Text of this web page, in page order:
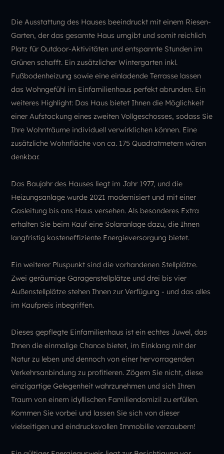
Die Ausstattung des Hauses beeindruckt mit einem Riesen-
Garten, der das gesamte Haus umgibt und somit reichlich
Platz für Outdoor-Aktivitäten und entspannte Stunden im
Grünen schafft. Ein zusätzlicher Wintergarten inkl.
Fußbodenheizung sowie eine einladende Terrasse lassen
das Wohngefühl im Einfamilienhaus perfekt abrunden. Ein
weiteres Highlight: Das Haus bietet Ihnen die Möglichkeit
einer Aufstockung eines zweiten Vollgeschosses, sodass Sie
Ihre Wohnträume individuell verwirklichen können. Eine
zusätzliche Wohnfläche von ca. 175 Quadratmetern wären
denkbar.
Das Baujahr des Hauses liegt im Jahr 1977, und die
Heizungsanlage wurde 2021 modernisiert und mit einer
Gasleitung bis ans Haus versehen. Als besonderes Extra
erhalten Sie beim Kauf eine Solaranlage dazu, die Ihnen
langfristig kosteneffiziente Energieversorgung bietet.
Ein weiterer Pluspunkt sind die vorhandenen Stellplätze.
Zwei geräumige Garagenstellplätze und drei bis vier
Außenstellplätze stehen Ihnen zur Verfügung - und das alles
im Kaufpreis inbegriffen.
Dieses gepflegte Einfamilienhaus ist ein echtes Juwel, das
Ihnen die einmalige Chance bietet, im Einklang mit der
Natur zu leben und dennoch von einer hervorragenden
Verkehrsanbindung zu profitieren. Zögern Sie nicht, diese
einzigartige Gelegenheit wahrzunehmen und sich Ihren
Traum von einem idyllischen Familiendomizil zu erfüllen.
Kommen Sie vorbei und lassen Sie sich von dieser
vielseitigen und eindrucksvollen Immobilie verzaubern!